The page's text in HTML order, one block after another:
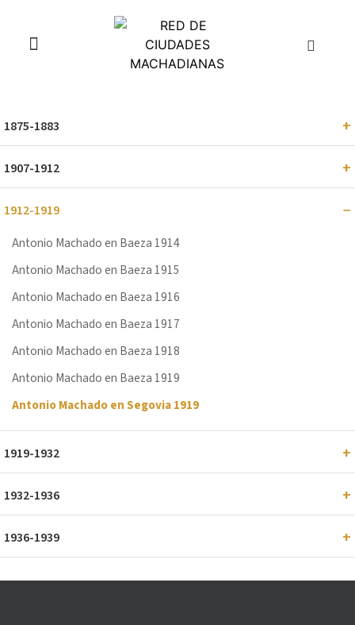
1875-1883
1907-1912
1912-1919
Antonio Machado en Baeza 1914
Antonio Machado en Baeza 1915
Antonio Machado en Baeza 1916
Antonio Machado en Baeza 1917
Antonio Machado en Baeza 1918
Antonio Machado en Baeza 1919
Antonio Machado en Segovia 1919
1919-1932
1932-1936
1936-1939